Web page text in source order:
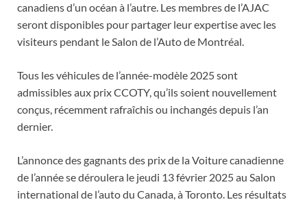
canadiens d’un océan à l’autre. Les membres de l’AJAC
seront disponibles pour partager leur expertise avec les
visiteurs pendant le Salon de l’Auto de Montréal.
Tous les véhicules de l’année-modèle 2025 sont
admissibles aux prix CCOTY, qu’ils soient nouvellement
conçus, récemment rafraîchis ou inchangés depuis l’an
dernier.
L’annonce des gagnants des prix de la Voiture canadienne
de l’année se déroulera le jeudi 13 février 2025 au Salon
international de l’auto du Canada, à Toronto. Les résultats